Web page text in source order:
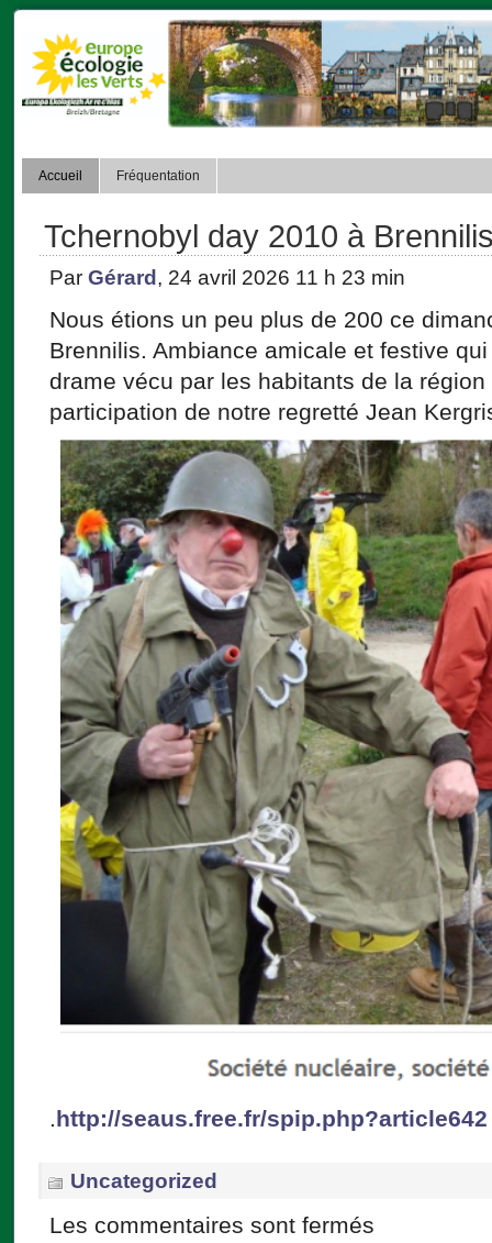
Accueil Fréquentation
Tchernobyl day 2010 à
Par Gérard , 24 avril 2026 11 h 23 min
Nous étions un peu plus de 200 ce
Brennilis. Ambiance amicale et festive
drame vécu par les habitants de la
participation de notre regretté Jean
.http://seaus.free.fr/spip.php?article642
Uncategorized
Les commentaires sont fermés